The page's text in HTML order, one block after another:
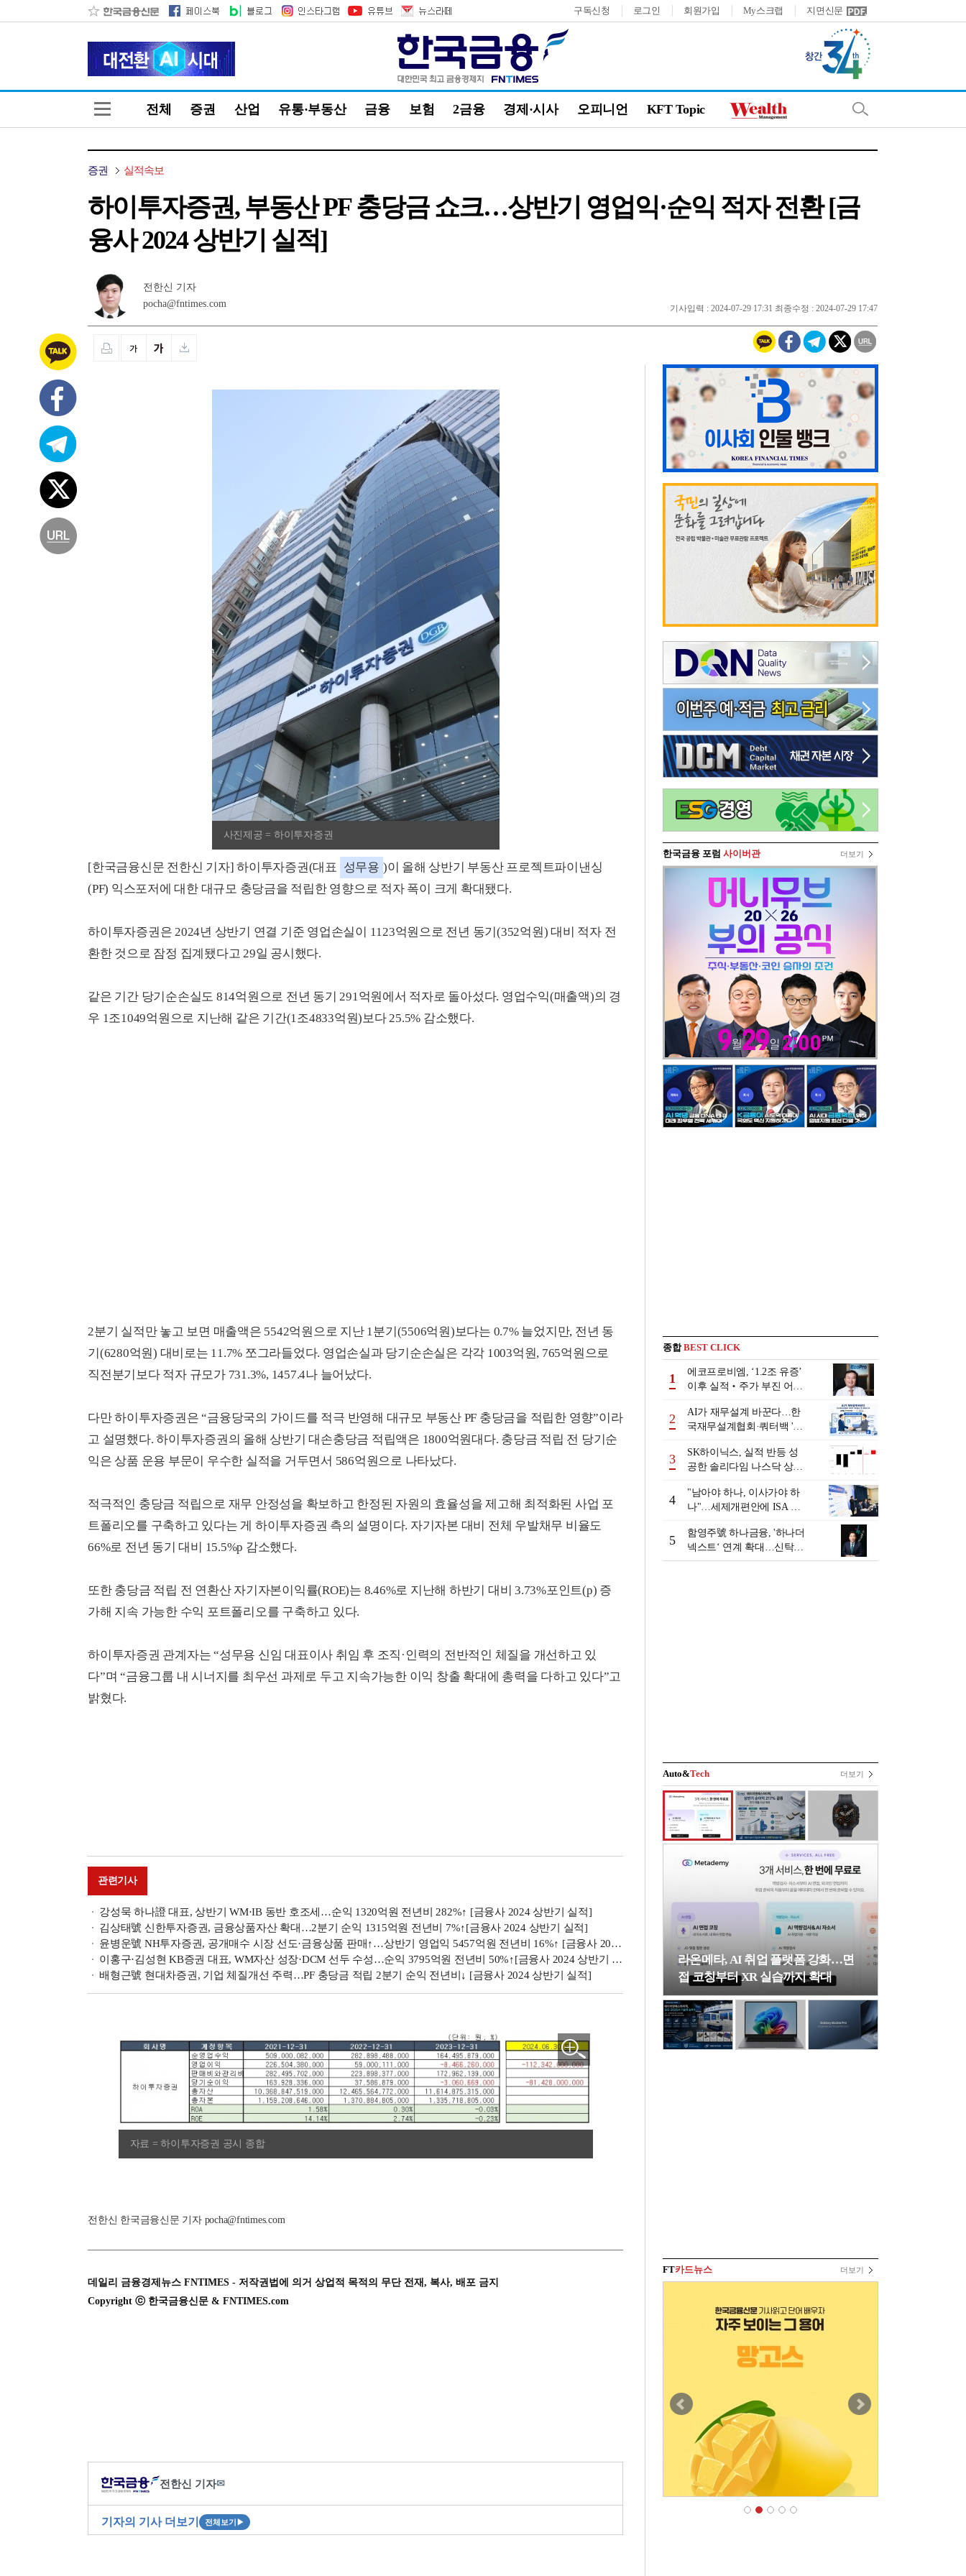
구독신청 로그인 회원가입 My스크랩 지면신문
전체 증권 산업 유통·부동산 금융 보험 2금융 경제·시사 오피니언 KFT Topic
증권 실적속보
하이투자증권, 부동산 PF 충당금 쇼크…상반기 영업익·순익 적자 전환 [금
융사 2024 상반기 실적]
전한신 기자
pocha@fntimes.com
기사입력 : 2024-07-29 17:31 최종수정 : 2024-07-29 17:47
사진제공 = 하이투자증권
[한국금융신문 전한신 기자] 하이투자증권(대표 성무용 )이 올해 상반기 부동산 프로젝트파이낸싱
(PF) 익스포저에 대한 대규모 충당금을 적립한 영향으로 적자 폭이 크게 확대됐다.
하이투자증권은 2024년 상반기 연결 기준 영업손실이 1123억원으로 전년 동기(352억원) 대비 적자 전
환한 것으로 잠정 집계됐다고 29일 공시했다.
같은 기간 당기순손실도 814억원으로 전년 동기 291억원에서 적자로 돌아섰다. 영업수익(매출액)의 경
우 1조1049억원으로 지난해 같은 기간(1조4833억원)보다 25.5% 감소했다.
2분기 실적만 놓고 보면 매출액은 5542억원으로 지난 1분기(5506억원)보다는 0.7% 늘었지만, 전년 동
기(6280억원) 대비로는 11.7% 쪼그라들었다. 영업손실과 당기순손실은 각각 1003억원, 765억원으로
직전분기보다 적자 규모가 731.3%, 1457.4나 늘어났다.
다만 하이투자증권은 “금융당국의 가이드를 적극 반영해 대규모 부동산 PF 충당금을 적립한 영향”이라
고 설명했다. 하이투자증권의 올해 상반기 대손충당금 적립액은 1800억원대다. 충당금 적립 전 당기순
익은 상품 운용 부문이 우수한 실적을 거두면서 586억원으로 나타났다.
적극적인 충당금 적립으로 재무 안정성을 확보하고 한정된 자원의 효율성을 제고해 최적화된 사업 포
트폴리오를 구축하고 있다는 게 하이투자증권 측의 설명이다. 자기자본 대비 전체 우발채무 비율도
66%로 전년 동기 대비 15.5%p 감소했다.
또한 충당금 적립 전 연환산 자기자본이익률(ROE)는 8.46%로 지난해 하반기 대비 3.73%포인트(p) 증
가해 지속 가능한 수익 포트폴리오를 구축하고 있다.
하이투자증권 관계자는 “성무용 신임 대표이사 취임 후 조직·인력의 전반적인 체질을 개선하고 있
다”며 “금융그룹 내 시너지를 최우선 과제로 두고 지속가능한 이익 창출 확대에 총력을 다하고 있다”고
밝혔다.
관련기사
강성묵 하나證 대표, 상반기 WM·IB 동반 호조세…순익 1320억원 전년비 282%↑ [금융사 2024 상반기 실적]
김상태號 신한투자증권, 금융상품자산 확대…2분기 순익 1315억원 전년비 7%↑[금융사 2024 상반기 실적]
윤병운號 NH투자증권, 공개매수 시장 선도·금융상품 판매↑…상반기 영업익 5457억원 전년비 16%↑ [금융사 2024 상반기 실적]
이홍구·김성현 KB증권 대표, WM자산 성장·DCM 선두 수성…순익 3795억원 전년비 50%↑[금융사 2024 상반기 실적]
배형근號 현대차증권, 기업 체질개선 주력…PF 충당금 적립 2분기 순익 전년비↓ [금융사 2024 상반기 실적]
자료 = 하이투자증권 공시 종합
전한신 한국금융신문 기자 pocha@fntimes.com
데일리 금융경제뉴스 FNTIMES - 저작권법에 의거 상업적 목적의 무단 전재, 복사, 배포 금지
Copyright ⓒ 한국금융신문 & FNTIMES.com
전한신 기자✉
기자의 기사 더보기 전체보기 ▶
한국금융 포럼 사이버관 더보기
종합BEST CLICK
1
에코프로비엠, ‘1.2조 유증’
이후 실적‧주가 부진 어쩌
2
AI가 재무설계 바꾼다…한
국재무설계협회·쿼터백 '베
3
SK하이닉스, 실적 반등 성
공한 솔리다임 나스닥 상장
4
"남아야 하나, 이사가야 하
나"…세제개편안에 ISA 투
5
함영주號 하나금융, '하나더
넥스트‘ 연계 확대…신탁수
수료 2배 증가 효과 [금융 시
Auto&Tech 더보기
라온메타, AI 취업 플랫폼 강화…면
접 코칭부터 XR 실습까지 확대
FT카드뉴스 더보기